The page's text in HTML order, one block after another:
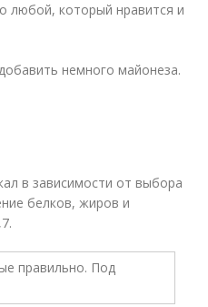
любой, который нравится и
немного майонеза.
в зависимости от выбора
белков, жиров и